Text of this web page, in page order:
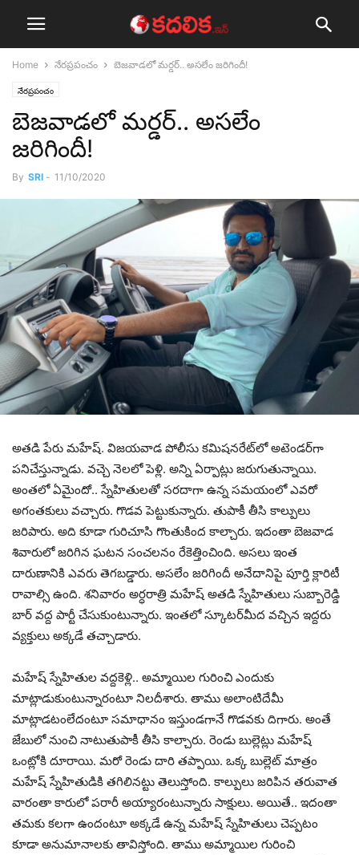
Home నేర‌ప్ర‌పంచం బెజ‌వాడ‌లో మ‌ర్డ‌ర్‌.. అస‌లేం జ‌రిగిందీ!
నేర‌ప్ర‌పంచం
బెజ‌వాడ‌లో మ‌ర్డ‌ర్‌.. అస‌లేం
జ‌రిగిందీ!
By SRI - 11/10/2020
అత‌డి పేరు మ‌హేష్‌. విజ‌య‌వాడ పోలీసు క‌మిష‌న‌రేట్‌లో అటెండ‌ర్‌గా
ప‌నిచేస్తున్నాడు. వ‌చ్చె నెల‌లో పెళ్లి. అన్ని ఏర్పాట్లు జ‌రుగుతున్నాయి.
అంత‌లో ఏమైందో.. స్నేహితుల‌తో స‌ర‌దాగా ఉన్న స‌మ‌యంలో ఎవ‌రో
అగంత‌కులు వ‌చ్చారు. గొడ‌వ పెట్టుకున్నారు. తుపాకీ తీసి కాల్పులు
జ‌రిపారు. అది కూడా గురిచూసి గొంతుకింద కాల్చారు. ఇదంతా బెజ‌వాడ
శివారులో జ‌రిగిన ఘ‌ట‌న సంచ‌ల‌నం రేకెత్తించింది. అస‌లు ఇంత
దారుణానికి ఎవ‌రు తెగ‌బ‌డ్డారు. అస‌లేం జ‌రిగిందీ అనేదానిపై పూర్తి క్లారిటీ
రావాల్సి ఉంది. శ‌నివారం అర్ధ‌రాత్రి మ‌హేష్ అత‌డి స్నేహితులు సుబ్బారెడ్డి
బార్ వ‌ద్ద పార్టీ చేసుకుంటున్నారు. ఇంత‌లో స్కూట‌ర్‌మీద వ‌చ్చిన ఇద్ద‌రు
వ్య‌క్తులు అక్క‌డే త‌చ్చాడారు.
మ‌హేష్ స్నేహితుల వ‌ద్ద‌కెళ్లి.. అమ్మాయిల గురించి ఎందుకు
మాట్లాడుకుంటున్నారంటూ నిల‌దీశారు. తాము అలాంటిదేమీ
మాట్లాడ‌టంలేదంటూ స‌మాధానం ఇస్తుండ‌గానే గొడ‌వ‌కు దిగారు. అంతే
జేబులో నుంచి నాటుతుపాకీ తీసి కాల్చారు. రెండు బుల్లెట్లు మ‌హేష్
ఒంట్లోకి దూరాయి. మ‌రో రెండు దారి త‌ప్పాయి. ఒక్క బుల్లెట్ మాత్రం
మ‌హేష్ స్నేహితుడికి త‌గిలిన‌ట్టు తెలుస్తోంది. కాల్పులు జ‌రిపిన త‌రువాత
వారంతా కారులో ప‌రారీ అయ్యారంటున్నారు సాక్షులు. అయితే.. ఇదంతా
త‌మ‌కు క‌ల‌గా ఉందంటూ అక్క‌డే ఉన్న మ‌హేష్ స్నేహితులు చెప్ప‌టం
కూడా అనుమానాల‌కు తావిస్తోంది. తాము అమ్మాయిల గురించి